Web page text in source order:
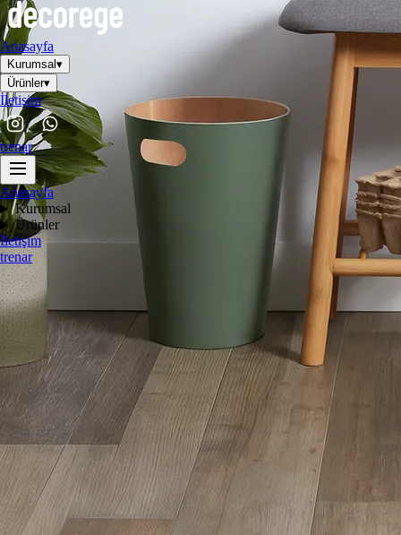
Anasayfa
Kurumsal▾
Ürünler▾
İletişim
trenar
Anasayfa
Kurumsal
Ürünler
İletişim
trenar